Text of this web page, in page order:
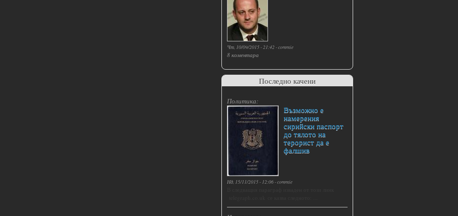
Чт, 10/09/2015 - 21:42 -commie
8 коментара
Последно качени
Политика:
Възможно е
намерения
сирийски паспорт
до тялото на
терорист да е
фалшив
Нд, 15/11/2015 - 12:06-commie